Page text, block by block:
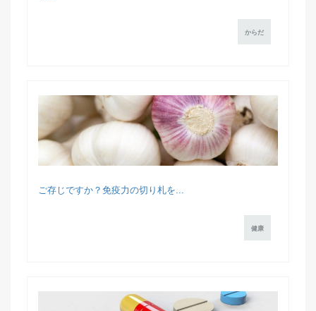
からだ
ご存じですか？免疫力の切り札を...
健康